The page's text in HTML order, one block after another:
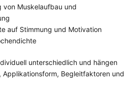
von Muskelaufbau und
auf Stimmung und Motivation
unterschiedlich und hängen
Applikationsform, Begleitfaktoren und